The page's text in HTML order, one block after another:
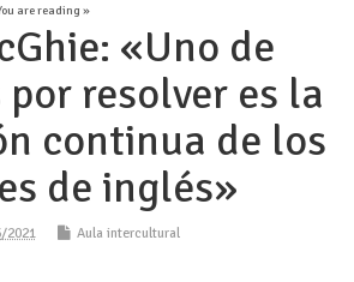
are reading »
«Uno de
resolver es la
continua de los
de inglés»
2021 Aula intercultural